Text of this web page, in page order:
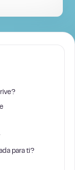
para ti?